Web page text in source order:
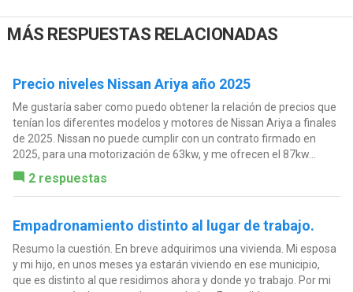
MÁS RESPUESTAS RELACIONADAS
Precio niveles Nissan Ariya año 2025
Me gustaría saber como puedo obtener la relación de precios que
tenían los diferentes modelos y motores de Nissan Ariya a finales
de 2025. Nissan no puede cumplir con un contrato firmado en
2025, para una motorización de 63kw, y me ofrecen el 87kw...
2 respuestas
Empadronamiento distinto al lugar de trabajo.
Resumo la cuestión. En breve adquirimos una vivienda. Mi esposa
y mi hijo, en unos meses ya estarán viviendo en ese municipio,
que es distinto al que residimos ahora y donde yo trabajo. Por mi